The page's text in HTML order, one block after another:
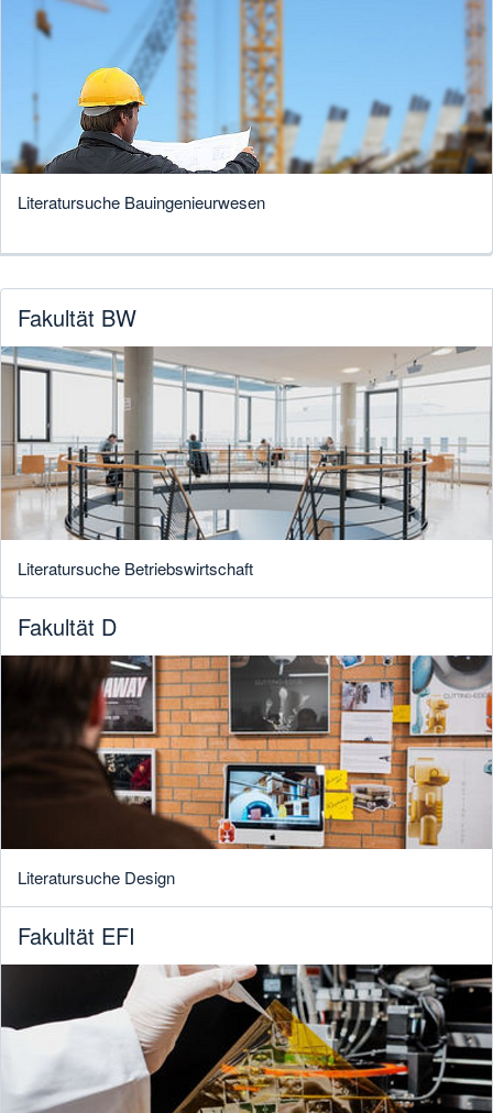
Literatursuche Bauingenieurwesen
Fakultät BW
Literatursuche Betriebswirtschaft
Fakultät D
Literatursuche Design
Fakultät EFI